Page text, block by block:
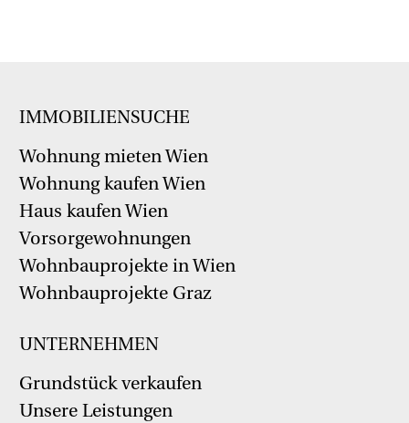
IMMOBILIENSUCHE
Wohnung mieten Wien
Wohnung kaufen Wien
Haus kaufen Wien
Vorsorgewohnungen
Wohnbauprojekte in Wien
Wohnbauprojekte Graz
UNTERNEHMEN
Grundstück verkaufen
Unsere Leistungen